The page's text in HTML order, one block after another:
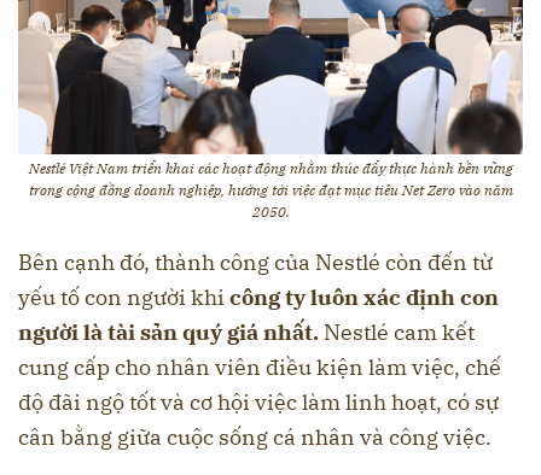
Nestlé Việt Nam triển khai các hoạt động nhằm thúc đẩy thực hành bền vững
trong cộng đồng doanh nghiệp, hướng tới việc đạt mục tiêu Net Zero vào năm
2050.
Bên cạnh đó, thành công của Nestlé còn đến từ
yếu tố con người khi công ty luôn xác định con
người là tài sản quý giá nhất. Nestlé cam kết
cung cấp cho nhân viên điều kiện làm việc, chế
độ đãi ngộ tốt và cơ hội việc làm linh hoạt, có sự
cân bằng giữa cuộc sống cá nhân và công việc.